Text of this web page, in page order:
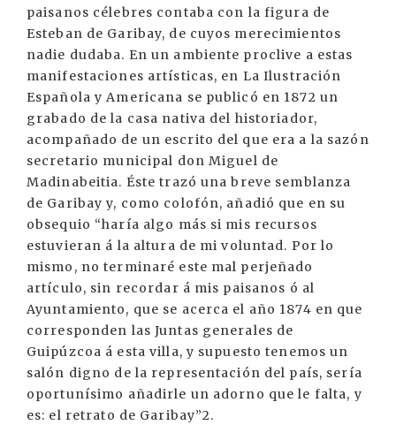
paisanos célebres contaba con la figura de
Esteban de Garibay, de cuyos merecimientos
nadie dudaba. En un ambiente proclive a estas
manifestaciones artísticas, en La Ilustración
Española y Americana se publicó en 1872 un
grabado de la casa nativa del historiador,
acompañado de un escrito del que era a la sazón
secretario municipal don Miguel de
Madinabeitia. Éste trazó una breve semblanza
de Garibay y, como colofón, añadió que en su
obsequio “haría algo más si mis recursos
estuvieran á la altura de mi voluntad. Por lo
mismo, no terminaré este mal perjeñado
artículo, sin recordar á mis paisanos ó al
Ayuntamiento, que se acerca el año 1874 en que
corresponden las Juntas generales de
Guipúzcoa á esta villa, y supuesto tenemos un
salón digno de la representación del país, sería
oportunísimo añadirle un adorno que le falta, y
es: el retrato de Garibay”2.